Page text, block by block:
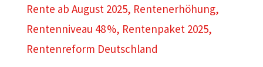
Rente ab August 2025, Rentenerhöhung,
Rentenniveau 48 %, Rentenpaket 2025,
Rentenreform Deutschland